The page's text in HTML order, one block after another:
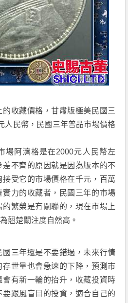
收藏價格，甘肅版極美民國三
人民幣，民國三年普品市場價格
場阿濟格是在2000元人民幣左
不齊的原因就是因為版本的不
接受它的市場價格在千元，百萬
力的收藏者，民國三年的市場
繁榮是有關聯的，現在市場上
翹楚關注度自然高。
三年還是不要錯過，未來行情
世量也會急速的下降，預測市
有新一輪的抬升，收藏投資時
跟風盲目的投資，適合自己的